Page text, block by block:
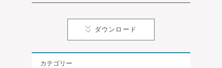
ダウンロード
カテゴリー